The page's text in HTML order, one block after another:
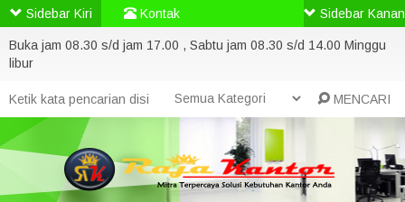
Buka jam 08.30 s/d jam 17.00 , Sabtu jam 08.30 s/d 14.00 Minggu
libur
MENCARI
Sidebar Kiri Kontak Sidebar Kanan